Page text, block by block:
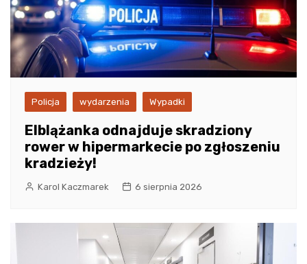
Policja wydarzenia Wypadki
Elblążanka odnajduje skradziony
rower w hipermarkecie po zgłoszeniu
kradzieży!
Karol Kaczmarek 6 sierpnia 2026